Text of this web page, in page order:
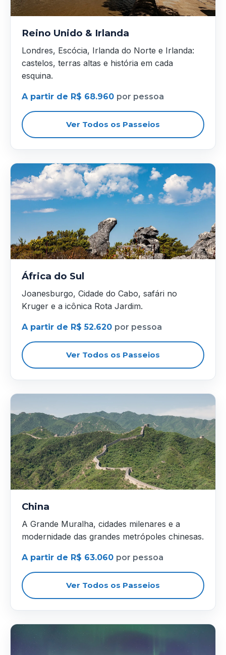
Reino Unido & Irlanda
Londres, Escócia, Irlanda do Norte e Irlanda:
castelos, terras altas e história em cada
esquina.
A partir de R$ 68.960 por pessoa
Ver Todos os Passeios
África do Sul
Joanesburgo, Cidade do Cabo, safári no
Kruger e a icônica Rota Jardim.
A partir de R$ 52.620 por pessoa
Ver Todos os Passeios
China
A Grande Muralha, cidades milenares e a
modernidade das grandes metrópoles chinesas.
A partir de R$ 63.060 por pessoa
Ver Todos os Passeios